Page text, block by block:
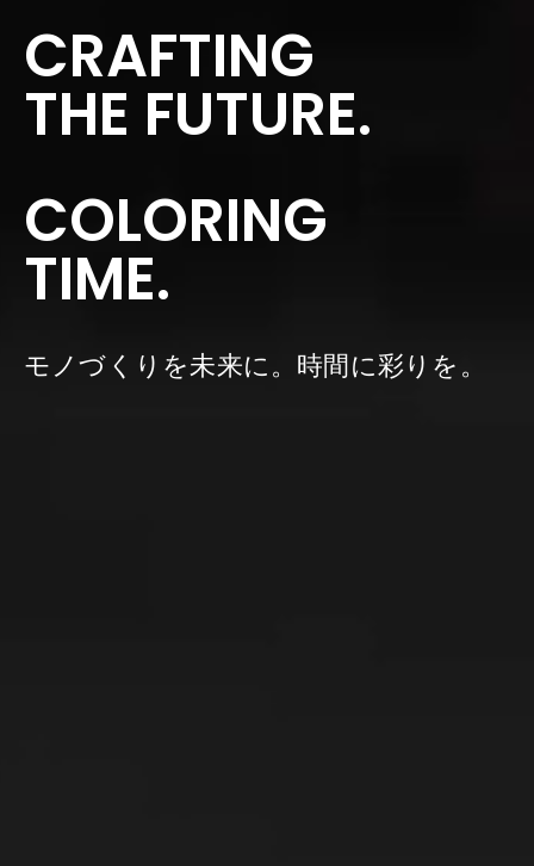
CRAFTING
THE FUTURE.
COLORING
TIME.
モノづくりを未来に。時間に彩りを。